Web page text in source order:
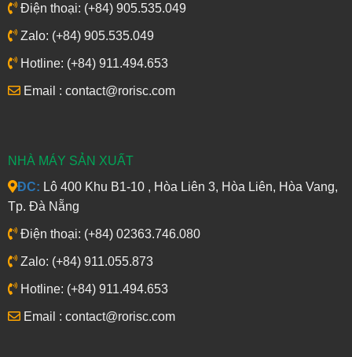
Điện thoại: (+84) 905.535.049
Zalo: (+84) 905.535.049
Hotline: (+84) 911.494.653
Email : contact@rorisc.com
NHÀ MÁY SẢN XUẤT
ĐC: Lô 400 Khu B1-10 , Hòa Liên 3, Hòa Liên, Hòa Vang,
Tp. Đà Nẵng
Điện thoại: (+84) 02363.746.080
Zalo: (+84) 911.055.873
Hotline: (+84) 911.494.653
Email : contact@rorisc.com